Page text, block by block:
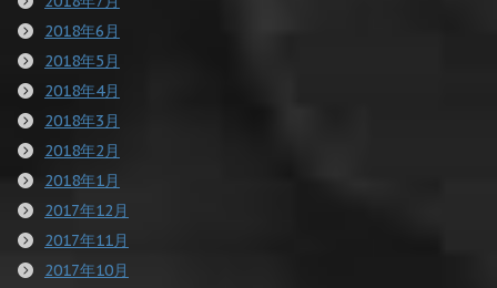
2018年6月
2018年5月
2018年4月
2018年3月
2018年2月
2018年1月
2017年12月
2017年11月
2017年10月